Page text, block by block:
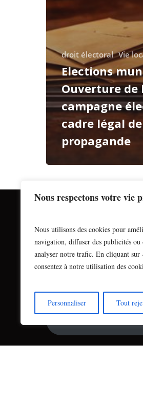
Nous respectons votre vie
Nous utilisons des cookies pour
navigation, diffuser des publicités ou
analyser notre trafic. En cliquant sur
consentez à notre utilisation des
Personnaliser Tout
droit électoral Vie
Elections
Ouverture de
campagne
cadre légal
propagande